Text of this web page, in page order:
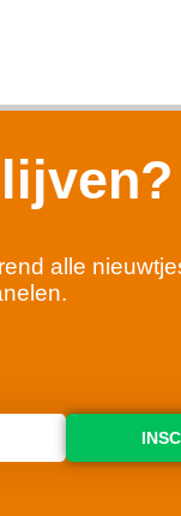
alle